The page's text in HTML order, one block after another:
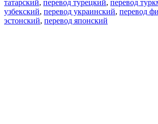
татарский, перевод турецкий, перевод
узбекский, перевод украинский, перевод
эстонский, перевод японский